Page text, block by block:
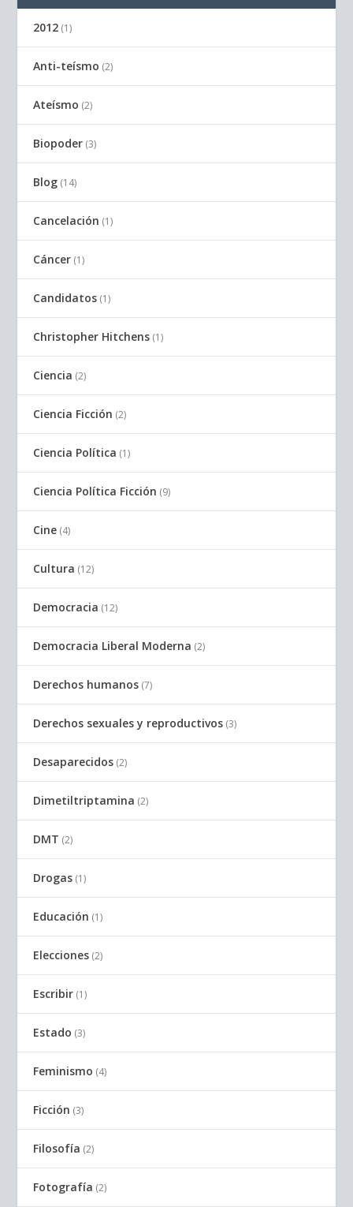
2012 (1)
Anti-teísmo (2)
Ateísmo (2)
Biopoder (3)
Blog (14)
Cancelación (1)
Cáncer (1)
Candidatos (1)
Christopher Hitchens (1)
Ciencia (2)
Ciencia Ficción (2)
Ciencia Política (1)
Ciencia Política Ficción (9)
Cine (4)
Cultura (12)
Democracia (12)
Democracia Liberal Moderna (2)
Derechos humanos (7)
Derechos sexuales y reproductivos (3)
Desaparecidos (2)
Dimetiltriptamina (2)
DMT (2)
Drogas (1)
Educación (1)
Elecciones (2)
Escribir (1)
Estado (3)
Feminismo (4)
Ficción (3)
Filosofía (2)
Fotografía (2)